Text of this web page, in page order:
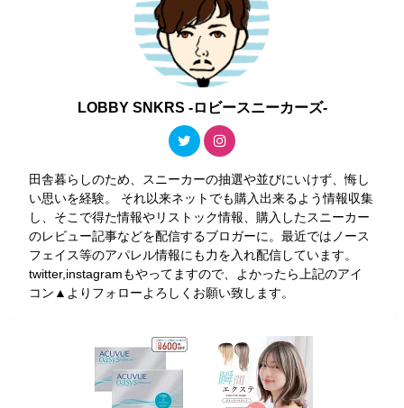
LOBBY SNKRS -ロビースニーカーズ-
田舎暮らしのため、スニーカーの抽選や並びにいけず、悔し
い思いを経験。 それ以来ネットでも購入出来るよう情報収集
し、そこで得た情報やリストック情報、購入したスニーカー
のレビュー記事などを配信するブロガーに。最近ではノース
フェイス等のアパレル情報にも力を入れ配信しています。
twitter,instagramもやってますので、よかったら上記のアイ
コン▲よりフォローよろしくお願い致します。